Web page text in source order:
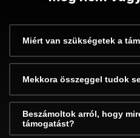
Miért van szükségetek a
Mekkora összeggel tudok
Beszámoltok arról, hogy
támogatást?